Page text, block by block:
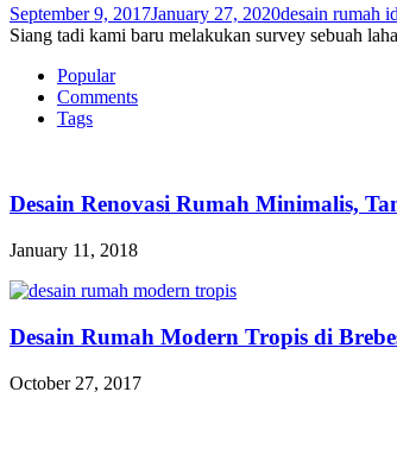
September 9, 2017January 27, 2020desain rumah
Siang tadi kami baru melakukan survey sebuah
Popular
Comments
Tags
Desain Renovasi Rumah Minimalis,
January 11, 2018
Desain Rumah Modern Tropis di
October 27, 2017